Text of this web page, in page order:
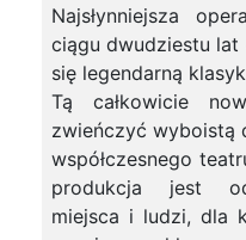
Najsłynniejsza
ciągu dwudziestu lat
się legendarną
Tą całkowicie
zwieńczyć wyboistą
współczesnego
produkcja jest
miejsca i ludzi, dla